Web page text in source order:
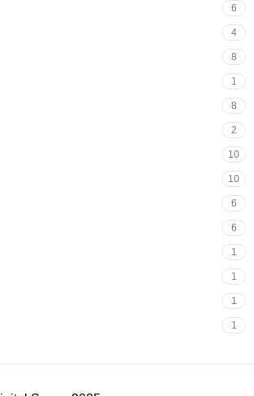
6
4
8
1
8
2
10
10
6
6
1
1
1
1